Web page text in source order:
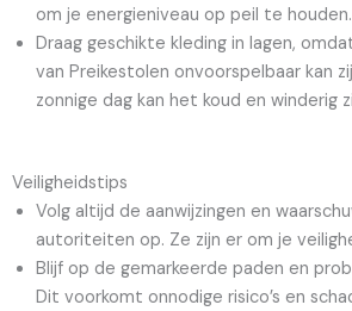
om je energieniveau op peil te houden.
Draag geschikte kleding in lagen,
van Preikestolen onvoorspelbaar kan
zonnige dag kan het koud en winderig
Veiligheidstips
Volg altijd de aanwijzingen en
autoriteiten op. Ze zijn er om je
Blijf op de gemarkeerde paden en
Dit voorkomt onnodige risico’s en